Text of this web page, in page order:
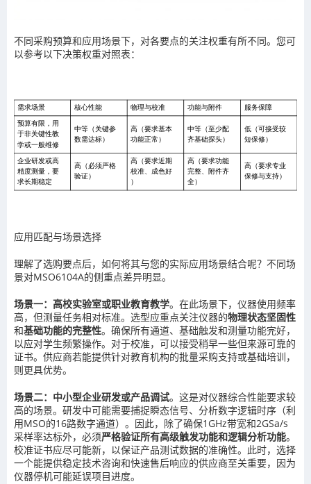
不同采购预算和应用场景下，对各要点的关注权重有所不同。您可
以参考以下决策权重对照表：
应用匹配与场景选择
理解了选购要点后，如何将其与您的实际应用场景结合呢？不同场
景对MSO6104A的侧重点差异明显。
场景一：高校实验室或职业教育教学。在此场景下，仪器使用频率
高，但测量任务相对标准。选型应重点关注仪器的物理状态坚固性
和基础功能的完整性。确保所有通道、基础触发和测量功能完好，
以应对学生频繁操作。对于校准，可以接受稍早一些但来源可靠的
证书。供应商若能提供针对教育机构的批量采购支持或基础培训，
则更具优势。
场景二：中小型企业研发或产品调试。这是对仪器综合性能要求较
高的场景。研发中可能需要捕捉瞬态信号、分析数字逻辑时序（利
用MSO的16路数字通道）。因此，除了确保1GHz带宽和2GSa/s
采样率达标外，必须严格验证所有高级触发功能和逻辑分析功能。
校准证书应尽可能新，以保证产品测试数据的准确性。此时，选择
一个能提供稳定技术咨询和快速售后响应的供应商至关重要，因为
仪器停机可能延误项目进度。